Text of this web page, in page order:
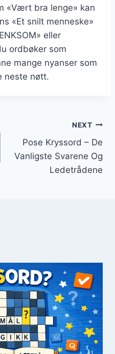
«Vært bra lenge» kan
«Et snilt menneske»
eller
ordbøker som
mange nyanser som
neste nøtt.
NEXT
Pose Kryssord – De
Vanligste Svarene Og
Ledetrådene